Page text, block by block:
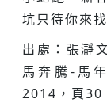
坑只待你來找
出處：張瀞
馬奔騰-馬
2014，頁30